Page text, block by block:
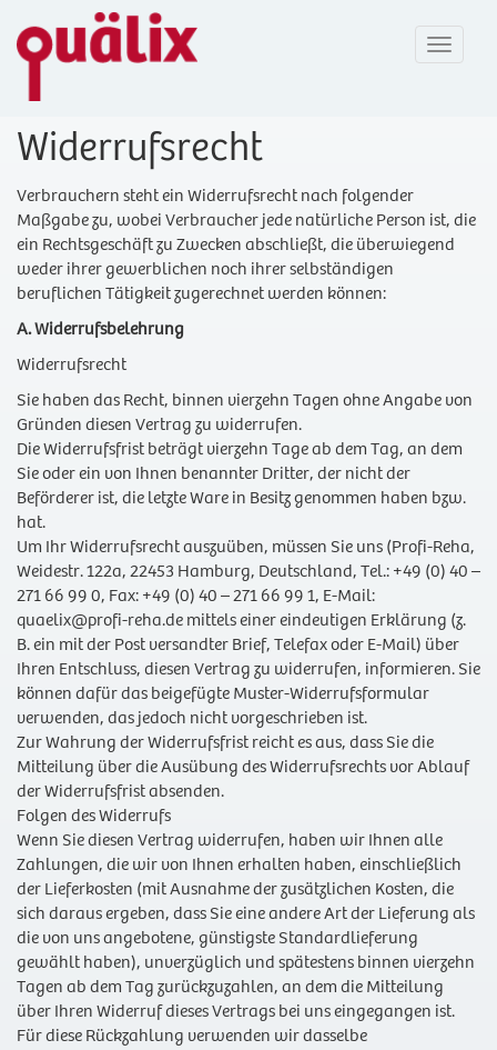
Toggle
Widerrufsrecht
Verbrauchern steht ein Widerrufsrecht nach folgender
Maßgabe zu, wobei Verbraucher jede natürliche Person ist, die
ein Rechtsgeschäft zu Zwecken abschließt, die überwiegend
weder ihrer gewerblichen noch ihrer selbständigen
beruflichen Tätigkeit zugerechnet werden können:
A. Widerrufsbelehrung
Widerrufsrecht
Sie haben das Recht, binnen vierzehn Tagen ohne Angabe von
Gründen diesen Vertrag zu widerrufen.
Die Widerrufsfrist beträgt vierzehn Tage ab dem Tag, an dem
Sie oder ein von Ihnen benannter Dritter, der nicht der
Beförderer ist, die letzte Ware in Besitz genommen haben bzw.
hat.
Um Ihr Widerrufsrecht auszuüben, müssen Sie uns (Profi-Reha,
Weidestr. 122a, 22453 Hamburg, Deutschland, Tel.: +49 (0) 40 –
271 66 99 0, Fax: +49 (0) 40 – 271 66 99 1, E-Mail:
quaelix@profi-reha.de mittels einer eindeutigen Erklärung (z.
B. ein mit der Post versandter Brief, Telefax oder E-Mail) über
Ihren Entschluss, diesen Vertrag zu widerrufen, informieren. Sie
können dafür das beigefügte Muster-Widerrufsformular
verwenden, das jedoch nicht vorgeschrieben ist.
Zur Wahrung der Widerrufsfrist reicht es aus, dass Sie die
Mitteilung über die Ausübung des Widerrufsrechts vor Ablauf
der Widerrufsfrist absenden.
Folgen des Widerrufs
Wenn Sie diesen Vertrag widerrufen, haben wir Ihnen alle
Zahlungen, die wir von Ihnen erhalten haben, einschließlich
der Lieferkosten (mit Ausnahme der zusätzlichen Kosten, die
sich daraus ergeben, dass Sie eine andere Art der Lieferung als
die von uns angebotene, günstigste Standardlieferung
gewählt haben), unverzüglich und spätestens binnen vierzehn
Tagen ab dem Tag zurückzuzahlen, an dem die Mitteilung
über Ihren Widerruf dieses Vertrags bei uns eingegangen ist.
Für diese Rückzahlung verwenden wir dasselbe